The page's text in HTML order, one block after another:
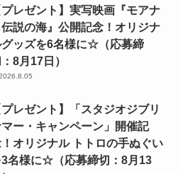
プレゼント】実写映画『モアナ
伝説の海』公開記念！オリジナ
グッズを6名様に☆（応募締
8月17日）
プレゼント】「スタジオジブリ
ー・キャンペーン」開催記
オリジナル トトロの手ぬぐい
3名様に☆（応募締切：8月13